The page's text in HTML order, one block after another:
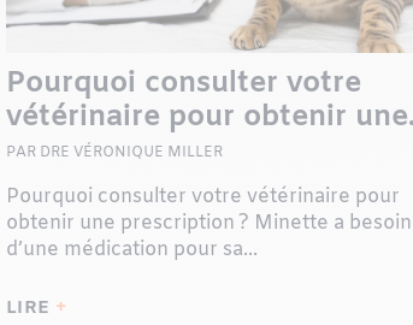
Pourquoi consulter votre
vétérinaire pour obtenir une
prescription ?
PAR DRE VÉRONIQUE MILLER
Pourquoi consulter votre vétérinaire pour
obtenir une prescription ? Minette a besoin
d’une médication pour sa...
LIRE